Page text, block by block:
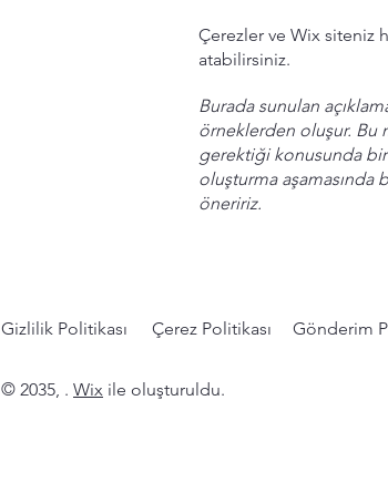
Çerezler ve Wix siteniz
atabilirsiniz.
Burada sunulan
örneklerden oluşur. Bu
gerektiği konusunda bir
oluşturma aşamasında
öneririz.
Gizlilik Politikası Çerez Politikası Gönderim
© 2035, . Wix ile oluşturuldu.